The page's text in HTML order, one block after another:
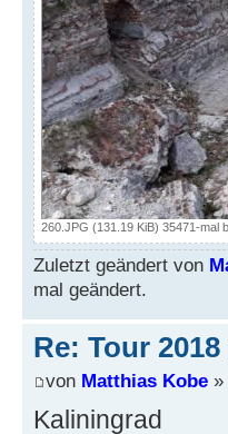
260.JPG (131.19 KiB) 35471-mal
Zuletzt geändert von
mal geändert.
Re: Tour
von Matthias Kobe »
Kaliningrad